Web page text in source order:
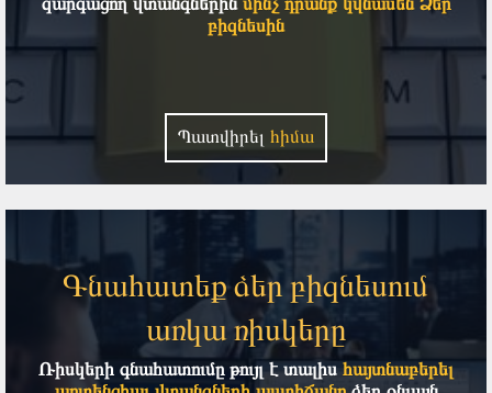
բիզնեսին
Պատվիրել հիմա
Գնահատեք ձեր բիզնեսում
առկա ռիսկերը
Ռիսկերի գնահատումը թույլ է տալիս հայտնաբերել